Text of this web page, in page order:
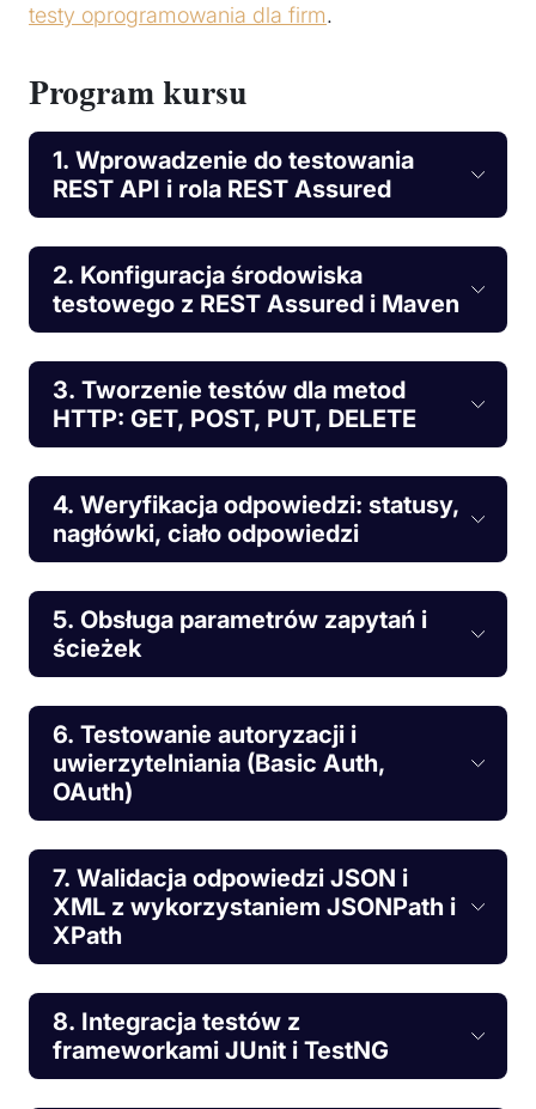
testy oprogramowania dla firm.
Program kursu
1. Wprowadzenie do testowania
REST API i rola REST Assured
2. Konfiguracja środowiska
testowego z REST Assured i Maven
3. Tworzenie testów dla metod
HTTP: GET, POST, PUT, DELETE
4. Weryfikacja odpowiedzi: statusy,
nagłówki, ciało odpowiedzi
5. Obsługa parametrów zapytań i
ścieżek
6. Testowanie autoryzacji i
uwierzytelniania (Basic Auth,
OAuth)
7. Walidacja odpowiedzi JSON i
XML z wykorzystaniem JSONPath i
XPath
8. Integracja testów z
frameworkami JUnit i TestNG